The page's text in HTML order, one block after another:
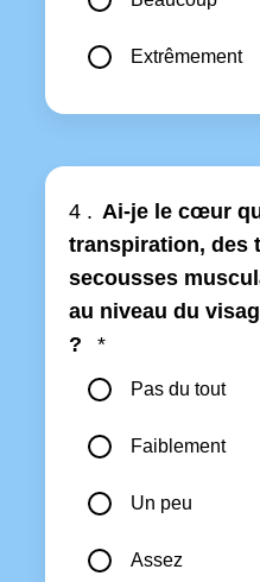
Extrêmement
4 . Ai-je le cœur
transpiration, des
secousses
au niveau du
?
*
Pas du tout
Faiblement
Un peu
Assez